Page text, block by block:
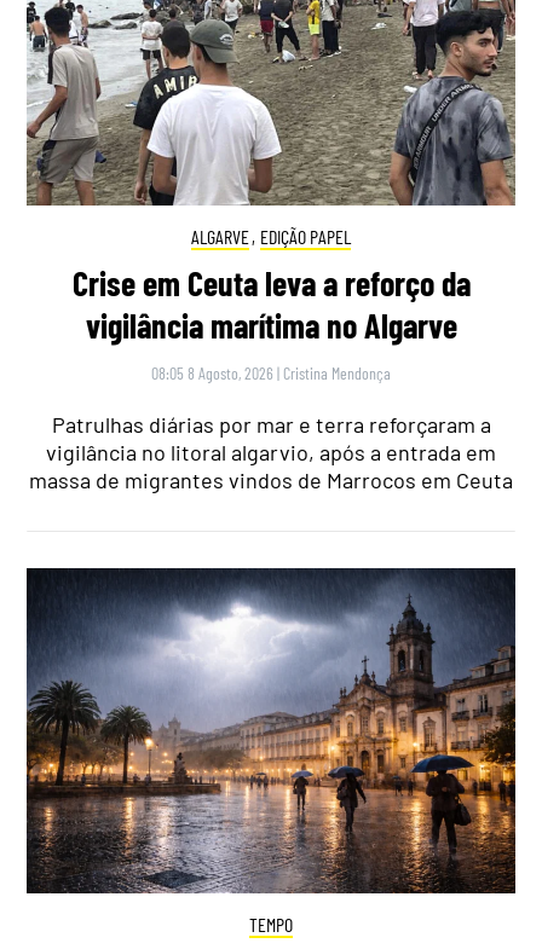
ALGARVE, EDIÇÃO PAPEL
Crise em Ceuta leva a reforço da
vigilância marítima no Algarve
08:05 8 Agosto, 2026 | Cristina Mendonça
Patrulhas diárias por mar e terra reforçaram a
vigilância no litoral algarvio, após a entrada em
massa de migrantes vindos de Marrocos em Ceuta
TEMPO